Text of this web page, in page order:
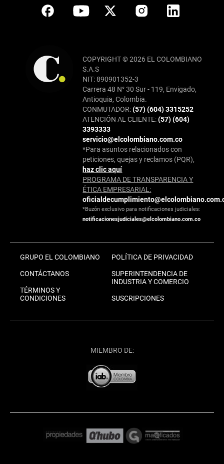
COPYRIGHT © 2026 EL COLOMBIANO
S.A.S
NIT: 890901352-3
Carrera 48 N° 30 Sur - 119, Envigado,
Antioquia, Colombia.
CONMUTADOR:(57) (604) 3315252
ATENCIÓN AL CLIENTE:(57) (604)
3393333
servicio@elcolombiano.com.co
*Para asuntos relacionados con
peticiones, quejas y reclamos (PQR),
haz clic aquí
PROGRAMA DE TRANSPARENCIA Y
ÉTICA EMPRESARIAL:
*Buzón exclusivo para notificaciones judiciales:
notificacionesjudiciales@elcolombiano.com.co
GRUPO EL COLOMBIANO
CONTÁCTANOS
TÉRMINOS Y
CONDICIONES
POLÍTICA DE PRIVACIDAD
SUPERINTENDENCIA DE
INDUSTRIA Y COMERCIO
SUSCRIPCIONES
MIEMBRO DE: